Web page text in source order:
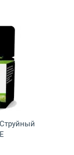
товар: Картридж